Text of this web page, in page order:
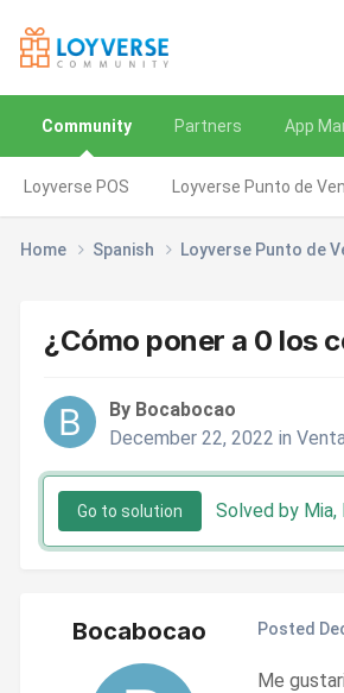
Community
Loyverse POS Loyverse Punto de
Partners App
Home Spanish Loyverse Punto de
¿Cómo poner a 0 los
By Bocabocao
December 22, 2022 in
Go to solution Solved by Mia,
Bocabocao Posted
Me